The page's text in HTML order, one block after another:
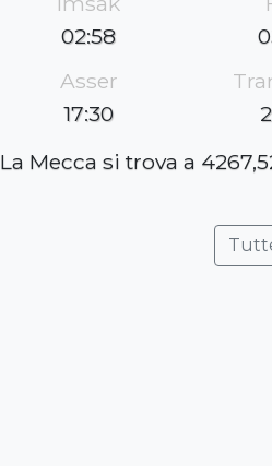
02:58
Asser
17:30
La Mecca si trova a